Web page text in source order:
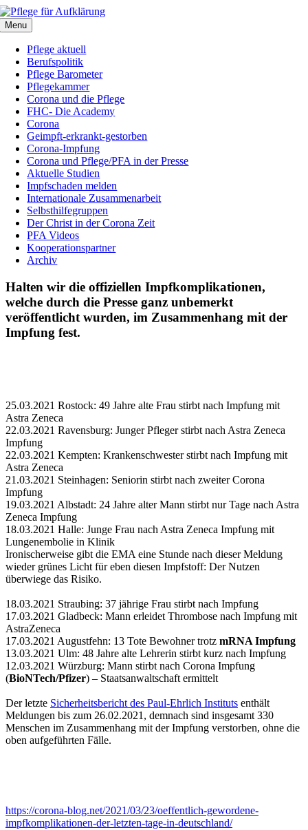
Zum
Inhalt
springen
Menu
Pflege aktuell
Berufspolitik
Pflege Barometer
Pflegekammer
Corona und die Pflege
FHC- Die Academy
Corona
Geimpft-erkrankt-gestorben
Corona-Impfung
Corona und Pflege/PFA in der Presse
Aktuelle Studien
Impfschaden melden
Internationale Zusammenarbeit
Selbsthilfegruppen
Der Christ in der Corona Zeit
PFA Videos
Kooperationspartner
Archiv
Halten wir die offiziellen Impfkomplikationen,
welche durch die Presse ganz unbemerkt
veröffentlicht wurden, im Zusammenhang mit der
Impfung fest.
25.03.2021 Rostock: 49 Jahre alte Frau stirbt nach Impfung mit
Astra Zeneca
22.03.2021 Ravensburg: Junger Pfleger stirbt nach Astra Zeneca
Impfung
22.03.2021 Kempten: Krankenschwester stirbt nach Impfung mit
Astra Zeneca
21.03.2021 Steinhagen: Seniorin stirbt nach zweiter Corona
Impfung
19.03.2021 Albstadt: 24 Jahre alter Mann stirbt nur Tage nach Astra
Zeneca Impfung
18.03.2021 Halle: Junge Frau nach Astra Zeneca Impfung mit
Lungenembolie in Klinik
Ironischerweise gibt die EMA eine Stunde nach dieser Meldung
wieder grünes Licht für eben diesen Impfstoff: Der Nutzen
überwiege das Risiko.
18.03.2021 Straubing: 37 jährige Frau stirbt nach Impfung
17.03.2021 Gladbeck: Mann erleidet Thrombose nach Impfung mit
AstraZeneca
17.03.2021 Augustfehn: 13 Tote Bewohner trotz mRNA Impfung
13.03.2021 Ulm: 48 Jahre alte Lehrerin stirbt kurz nach Impfung
12.03.2021 Würzburg: Mann stirbt nach Corona Impfung
(BioNTech/Pfizer) – Staatsanwaltschaft ermittelt
Der letzte Sicherheitsbericht des Paul-Ehrlich Instituts enthält
Meldungen bis zum 26.02.2021, demnach sind insgesamt 330
Menschen im Zusammenhang mit der Impfung verstorben, ohne die
oben aufgeführten Fälle.
https://corona-blog.net/2021/03/23/oeffentlich-gewordene-
impfkomplikationen-der-letzten-tage-in-deutschland/